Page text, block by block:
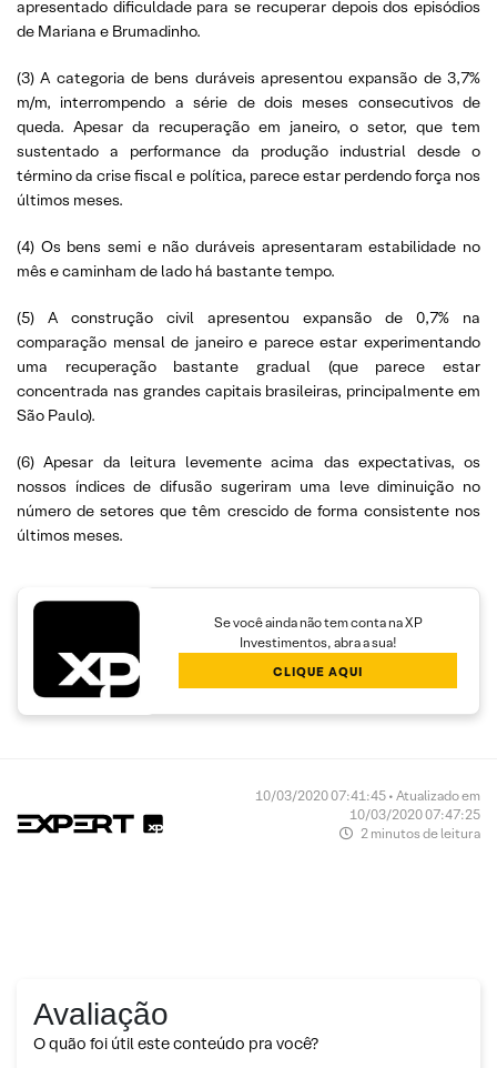
apresentado dificuldade para se recuperar depois dos episódios
de Mariana e Brumadinho.
(3) A categoria de bens duráveis apresentou expansão de 3,7%
m/m, interrompendo a série de dois meses consecutivos de
queda. Apesar da recuperação em janeiro, o setor, que tem
sustentado a performance da produção industrial desde o
término da crise fiscal e política, parece estar perdendo força nos
últimos meses.
(4) Os bens semi e não duráveis apresentaram estabilidade no
mês e caminham de lado há bastante tempo.
(5) A construção civil apresentou expansão de 0,7% na
comparação mensal de janeiro e parece estar experimentando
uma recuperação bastante gradual (que parece estar
concentrada nas grandes capitais brasileiras, principalmente em
São Paulo).
(6) Apesar da leitura levemente acima das expectativas, os
nossos índices de difusão sugeriram uma leve diminuição no
número de setores que têm crescido de forma consistente nos
últimos meses.
Se você ainda não tem conta na XP
Investimentos, abra a sua!
CLIQUE AQUI
10/03/2020 07:41:45 • Atualizado em
10/03/2020 07:47:25
2 minutos de leitura
Avaliação
O quão foi útil este conteúdo pra você?